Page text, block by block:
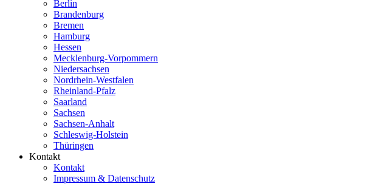
Berlin
Brandenburg
Bremen
Hamburg
Hessen
Mecklenburg-Vorpommern
Niedersachsen
Nordrhein-Westfalen
Rheinland-Pfalz
Saarland
Sachsen
Sachsen-Anhalt
Schleswig-Holstein
Thüringen
Kontakt
Kontakt
Impressum & Datenschutz